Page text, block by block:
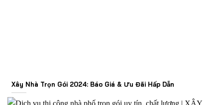
Xây Nhà Trọn Gói 2024: Báo Giá & Ưu Đãi Hấp Dẫn